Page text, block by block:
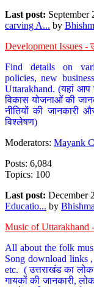
Last post: September
carving A... by
Development Issues -
Find details on
policies, new
Uttarakhand. (यहां आप
विकास योजनाओं की
नीतियों की जानकारी
विश्लेषण)
Moderators: Mayank
Posts: 6,084
Topics: 100
Last post: December
Educatio... by
Music of Uttarakhand
All about the folk
Song download links
etc. ( उत्तराखंड का
गायकों की जानकारी,